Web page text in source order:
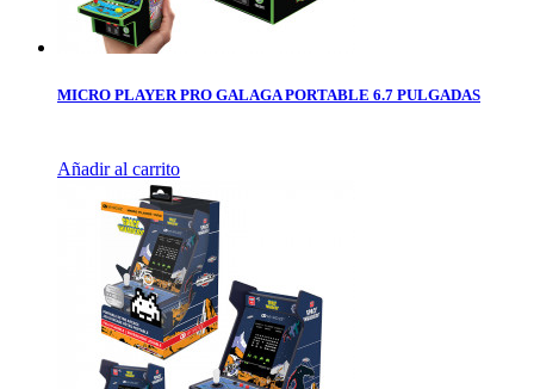
MICRO PLAYER PRO GALAGA PORTABLE 6.7 PULGADAS
Añadir al carrito